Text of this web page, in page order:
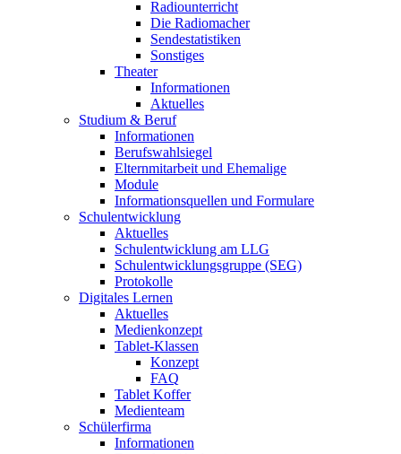
Radiounterricht
Die Radiomacher
Sendestatistiken
Sonstiges
Theater
Informationen
Aktuelles
Studium & Beruf
Informationen
Berufswahlsiegel
Elternmitarbeit und Ehemalige
Module
Informationsquellen und Formulare
Schulentwicklung
Aktuelles
Schulentwicklung am LLG
Schulentwicklungsgruppe (SEG)
Protokolle
Digitales Lernen
Aktuelles
Medienkonzept
Tablet-Klassen
Konzept
FAQ
Tablet Koffer
Medienteam
Schülerfirma
Informationen